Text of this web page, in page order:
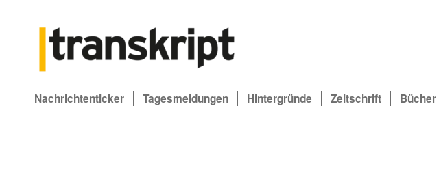
Nachrichtenticker Tagesmeldungen Hintergründe Zeitschrift Bücher